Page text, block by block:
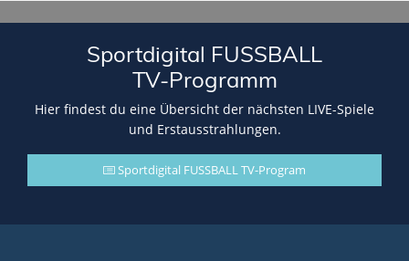
Sportdigital FUSSBALL
TV-Programm
Hier findest du eine Übersicht der nächsten LIVE-Spiele
und Erstausstrahlungen.
Sportdigital FUSSBALL TV-Program